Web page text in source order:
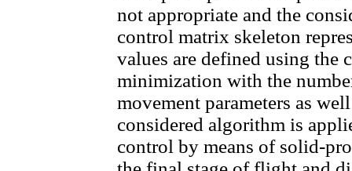
not appropriate and the
control matrix skeleton
values are defined using the
minimization with the
movement parameters as
considered algorithm is
control by means of solid-